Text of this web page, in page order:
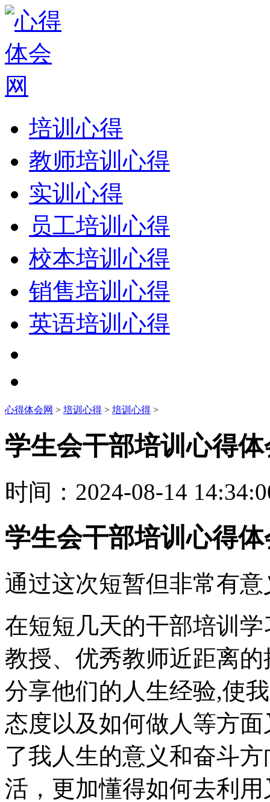
培训心得
教师培训心得
实训心得
员工培训心得
校本培训心得
销售培训心得
英语培训心得
心得体会网 > 培训心得 > 培训心得 >
学生会干部培训心得体
时间： 2024-08-14
学生会干部培训心得
通过这次短暂但非常有
在短短几天的干部培训
教授、优秀教师近距离
分享他们的人生经验,使
态度以及如何做人等方
了我人生的意义和奋斗
活，更加懂得如何去利